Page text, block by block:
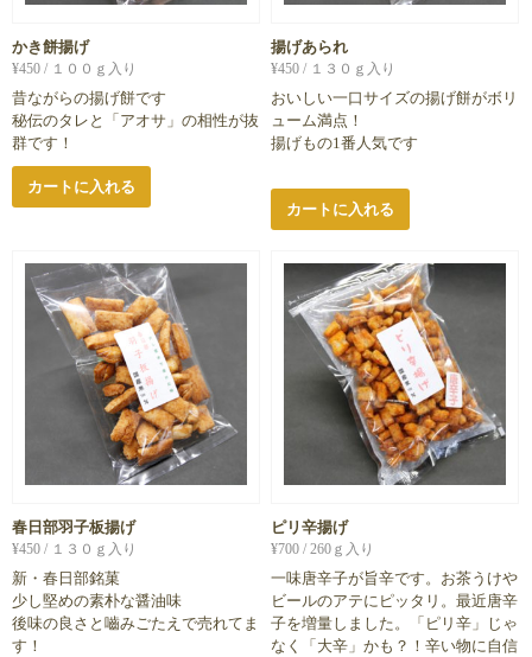
かき餅揚げ
¥450 / １００ｇ入り
昔ながらの揚げ餅です
秘伝のタレと「アオサ」の相性が抜
群です！
カートに入れる
揚げあられ
¥450 / １３０ｇ入り
おいしい一口サイズの揚げ餅がボリ
ューム満点！
揚げもの1番人気です
カートに入れる
春日部羽子板揚げ
¥450 / １３０ｇ入り
新・春日部銘菓
少し堅めの素朴な醤油味
後味の良さと嚙みごたえで売れてま
す！
ピリ辛揚げ
¥700 / 260ｇ入り
一味唐辛子が旨辛です。お茶うけや
ビールのアテにピッタリ。最近唐辛
子を増量しました。「ピリ辛」じゃ
なく「大辛」かも？！辛い物に自信